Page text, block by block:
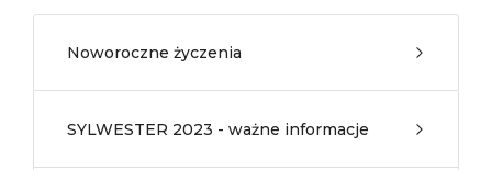
Noworoczne życzenia
SYLWESTER 2023 - ważne informacje